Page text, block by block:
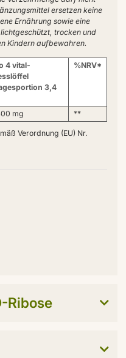
ersetzen keine
Ernährung sowie eine
trocken und
Kindern aufbewahren.
4 vital-
3,4
%NRV*
mg **
Verordnung (EU) Nr.
Ribose